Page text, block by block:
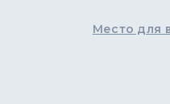
Место для